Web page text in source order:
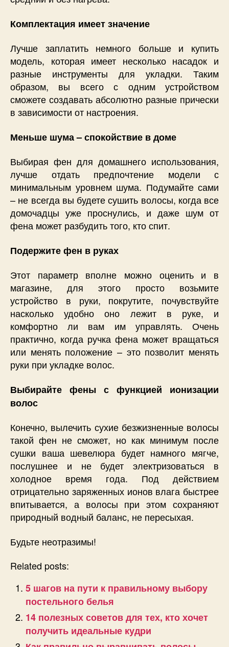
Комплектация имеет значение
Лучше заплатить немного больше и купить
модель, которая имеет несколько насадок и
разные инструменты для укладки. Таким
образом, вы всего с одним устройством
сможете создавать абсолютно разные прически
в зависимости от настроения.
Меньше шума – спокойствие в доме
Выбирая фен для домашнего использования,
лучше отдать предпочтение модели с
минимальным уровнем шума. Подумайте сами
– не всегда вы будете сушить волосы, когда все
домочадцы уже проснулись, и даже шум от
фена может разбудить того, кто спит.
Подержите фен в руках
Этот параметр вполне можно оценить и в
магазине, для этого просто возьмите
устройство в руки, покрутите, почувствуйте
насколько удобно оно лежит в руке, и
комфортно ли вам им управлять. Очень
практично, когда ручка фена может вращаться
или менять положение – это позволит менять
руки при укладке волос.
Выбирайте фены с функцией ионизации
волос
Конечно, вылечить сухие безжизненные волосы
такой фен не сможет, но как минимум после
сушки ваша шевелюра будет намного мягче,
послушнее и не будет электризоваться в
холодное время года. Под действием
отрицательно заряженных ионов влага быстрее
впитывается, а волосы при этом сохраняют
природный водный баланс, не пересыхая.
Будьте неотразимы!
Related posts:
5 шагов на пути к правильному выбору
постельного белья
14 полезных советов для тех, кто хочет
получить идеальные кудри